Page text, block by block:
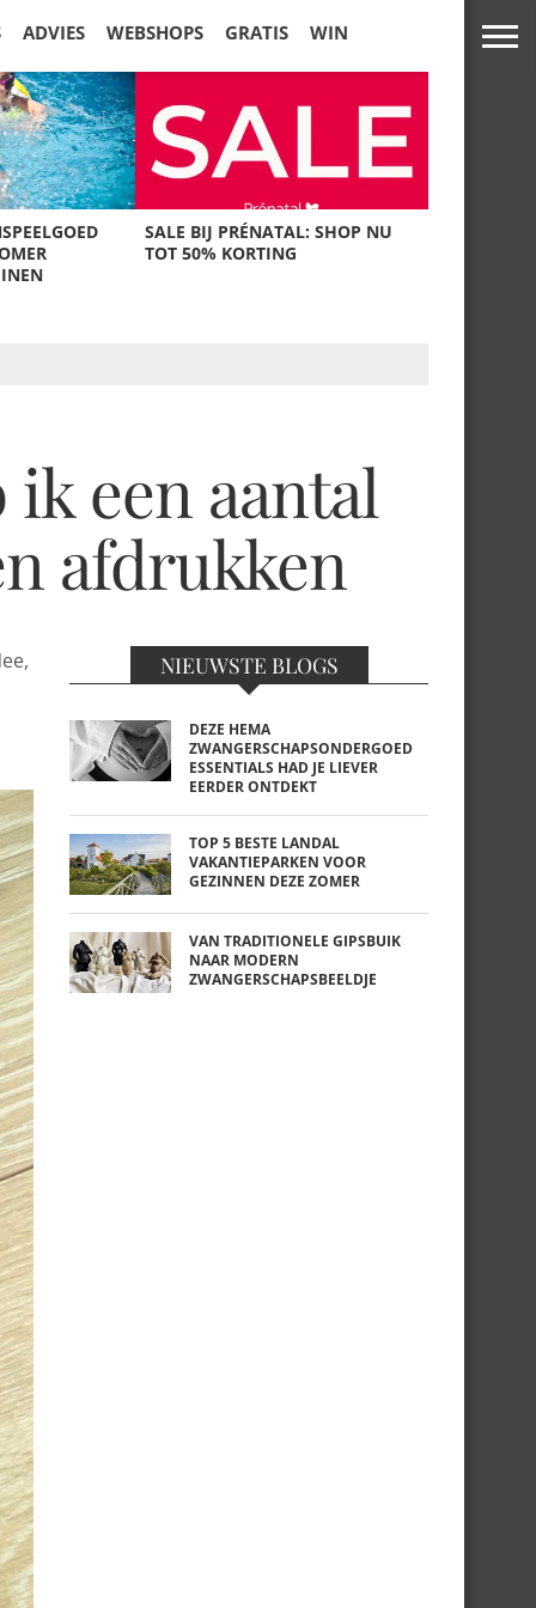
ADVIES WEBSHOPS GRATIS WIN
SALE BIJ PRÉNATAL: SHOP NU
TOT 50% KORTING
een aantal
afdrukken
NIEUWSTE BLOGS
DEZE HEMA
ZWANGERSCHAPSONDERGOED
ESSENTIALS HAD JE LIEVER
EERDER ONTDEKT
TOP 5 BESTE LANDAL
VAKANTIEPARKEN VOOR
GEZINNEN DEZE ZOMER
VAN TRADITIONELE GIPSBUIK
NAAR MODERN
ZWANGERSCHAPSBEELDJE